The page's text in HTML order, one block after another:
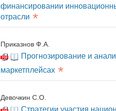
финансировании
отрасли *
Приказнов Ф.А.
Прогнозирование и
маркетплейсах *
Девочкин С.О.